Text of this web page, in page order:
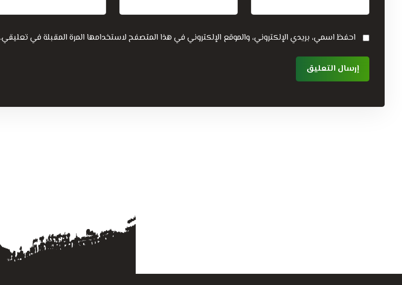
احفظ اسمي، بريدي الإلكتروني، والموقع الإلكتروني في هذا المتصفح لاستخدامها المرة المقبلة في تعليقي.